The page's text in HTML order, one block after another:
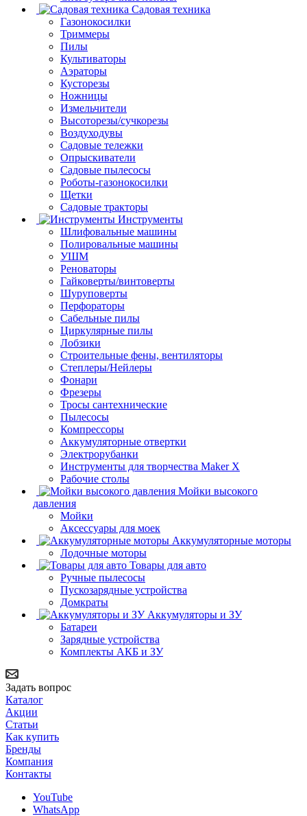
Садовая техника
Газонокосилки
Триммеры
Пилы
Культиваторы
Аэраторы
Кусторезы
Ножницы
Измельчители
Высоторезы/сучкорезы
Воздуходувы
Садовые тележки
Опрыскиватели
Садовые пылесосы
Роботы-газонокосилки
Щетки
Садовые тракторы
Инструменты
Шлифовальные машины
Полировальные машины
УШМ
Реноваторы
Гайковерты/винтоверты
Шуруповерты
Перфораторы
Сабельные пилы
Циркулярные пилы
Лобзики
Строительные фены, вентиляторы
Степлеры/Нейлеры
Фонари
Фрезеры
Тросы сантехнические
Пылесосы
Компрессоры
Аккумуляторные отвертки
Электрорубанки
Инструменты для творчества Maker X
Рабочие столы
Мойки высокого
давления
Мойки
Аксессуары для моек
Аккумуляторные моторы
Лодочные моторы
Товары для авто
Ручные пылесосы
Пускозарядные устройства
Домкраты
Аккумуляторы и ЗУ
Батареи
Зарядные устройства
Комплекты АКБ и ЗУ
Задать вопрос
Каталог
Акции
Статьи
Как купить
Бренды
Компания
Контакты
YouTube
WhatsApp